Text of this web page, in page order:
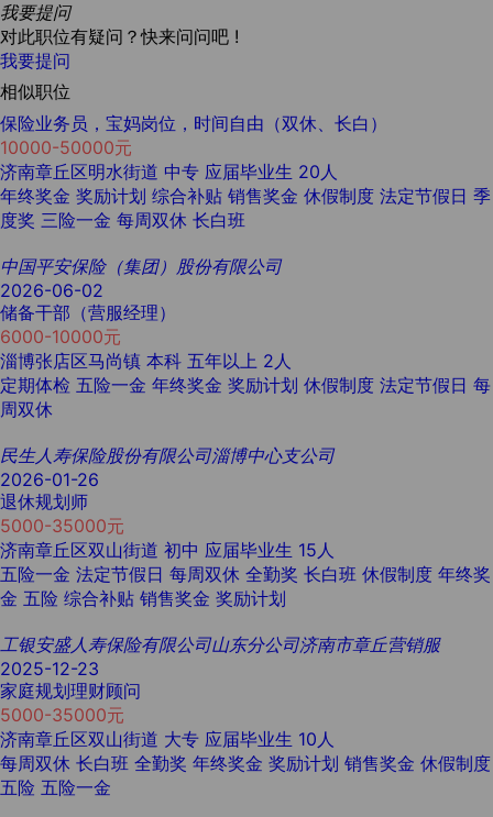
我要提问
对此职位有疑问？快来问问吧 !
我要提问
相似职位
保险业务员，宝妈岗位，时间自由（双休、长白）
10000-50000元
济南章丘区明水街道 中专 应届毕业生 20人
年终奖金 奖励计划 综合补贴 销售奖金 休假制度 法定节假日 季
度奖 三险一金 每周双休 长白班
中国平安保险（集团）股份有限公司
2026-06-02
储备干部（营服经理）
6000-10000元
淄博张店区马尚镇 本科 五年以上 2人
定期体检 五险一金 年终奖金 奖励计划 休假制度 法定节假日 每
周双休
民生人寿保险股份有限公司淄博中心支公司
2026-01-26
退休规划师
5000-35000元
济南章丘区双山街道 初中 应届毕业生 15人
五险一金 法定节假日 每周双休 全勤奖 长白班 休假制度 年终奖
金 五险 综合补贴 销售奖金 奖励计划
工银安盛人寿保险有限公司山东分公司济南市章丘营销服
2025-12-23
家庭规划理财顾问
5000-35000元
济南章丘区双山街道 大专 应届毕业生 10人
每周双休 长白班 全勤奖 年终奖金 奖励计划 销售奖金 休假制度
五险 五险一金